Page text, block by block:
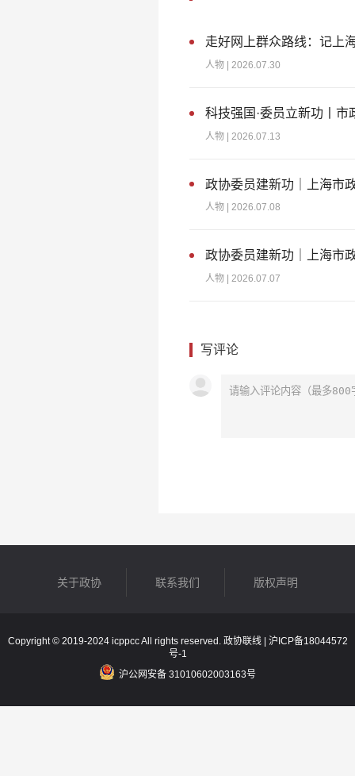
走好网上群众路线：记上
人物 | 2026.07.30
科技强国·委员立新功丨市
人物 | 2026.07.13
政协委员建新功｜上海市
人物 | 2026.07.08
政协委员建新功｜上海市
人物 | 2026.07.07
写评论
关于政协 联系我们 版权声明
Copyright © 2019-2024 icppcc All rights reserved. 政协联线 | 沪ICP备18044572
号-1
沪公网安备 31010602003163号